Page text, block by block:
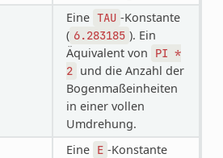
Eine TAU -Konstante
( 6.283185 ). Ein
Äquivalent von
PI *
2 und die Anzahl der
Bogenmaßeinheiten
in einer vollen
Umdrehung.
Eine E -Konstante